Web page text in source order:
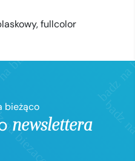
fullcolor
bieżąco
newslettera